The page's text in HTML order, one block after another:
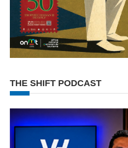
THE SHIFT PODCAST